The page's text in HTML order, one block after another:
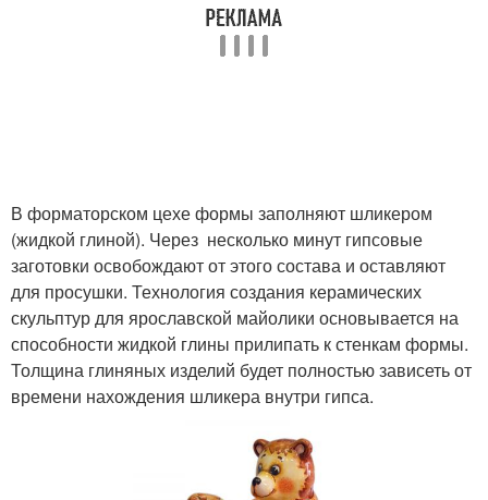
В форматорском цехе формы заполняют шликером
(жидкой глиной). Через несколько минут гипсовые
заготовки освобождают от этого состава и оставляют
для просушки. Технология создания керамических
скульптур для ярославской майолики основывается на
способности жидкой глины прилипать к стенкам формы.
Толщина глиняных изделий будет полностью зависеть от
времени нахождения шликера внутри гипса.